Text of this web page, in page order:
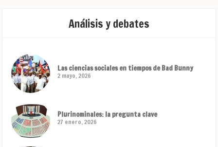
Análisis y debates
Las ciencias sociales en tiempos de Bad Bunny
2 mayo, 2026
Plurinominales: la pregunta clave
27 enero, 2026